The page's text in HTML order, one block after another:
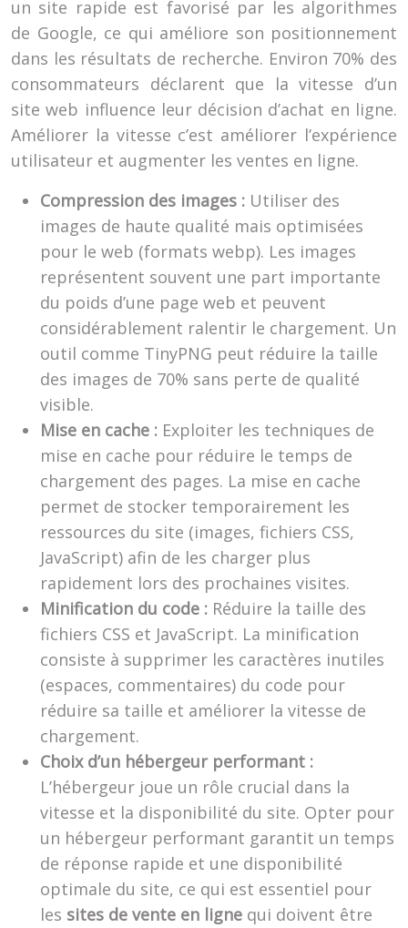
un site rapide est favorisé par les algorithmes
de Google, ce qui améliore son positionnement
dans les résultats de recherche. Environ 70% des
consommateurs déclarent que la vitesse d’un
site web influence leur décision d’achat en ligne.
Améliorer la vitesse c’est améliorer l’expérience
utilisateur et augmenter les ventes en ligne.
Compression des images : Utiliser des
images de haute qualité mais optimisées
pour le web (formats webp). Les images
représentent souvent une part importante
du poids d’une page web et peuvent
considérablement ralentir le chargement. Un
outil comme TinyPNG peut réduire la taille
des images de 70% sans perte de qualité
visible.
Mise en cache : Exploiter les techniques de
mise en cache pour réduire le temps de
chargement des pages. La mise en cache
permet de stocker temporairement les
ressources du site (images, fichiers CSS,
JavaScript) afin de les charger plus
rapidement lors des prochaines visites.
Minification du code : Réduire la taille des
fichiers CSS et JavaScript. La minification
consiste à supprimer les caractères inutiles
(espaces, commentaires) du code pour
réduire sa taille et améliorer la vitesse de
chargement.
Choix d’un hébergeur performant :
L’hébergeur joue un rôle crucial dans la
vitesse et la disponibilité du site. Opter pour
un hébergeur performant garantit un temps
de réponse rapide et une disponibilité
optimale du site, ce qui est essentiel pour
les sites de vente en ligne qui doivent être